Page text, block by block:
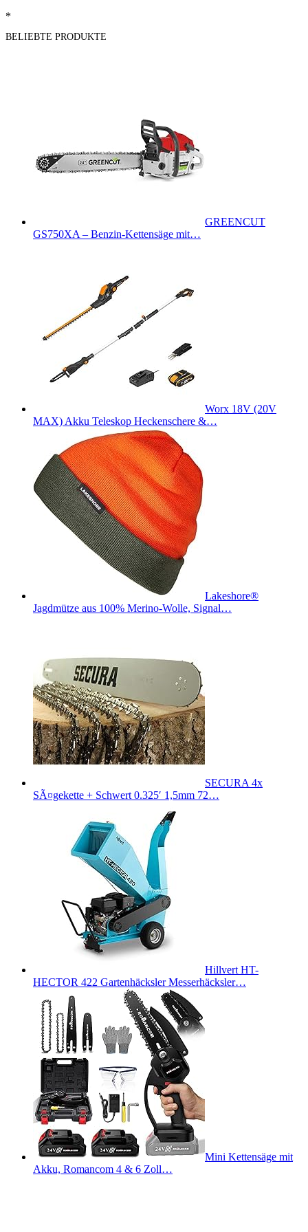
*
BELIEBTE PRODUKTE
GREENCUT
GS750XA – Benzin-Kettensäge mit…
Worx 18V (20V
MAX) Akku Teleskop Heckenschere &…
Lakeshore®
Jagdmütze aus 100% Merino-Wolle, Signal…
SECURA 4x
SÃ¤gekette + Schwert 0.325′ 1,5mm 72…
Hillvert HT-
HECTOR 422 Gartenhäcksler Messerhäcksler…
Mini Kettensäge mit
Akku, Romancom 4 & 6 Zoll…